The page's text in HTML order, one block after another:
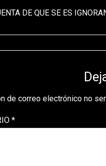
DE QUE SE ES
de correo electrónico no
*